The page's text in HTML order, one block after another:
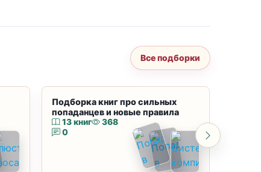
Все подборки
Подборка книг про сильных
попаданцев и новые правила
13 книг
368
0